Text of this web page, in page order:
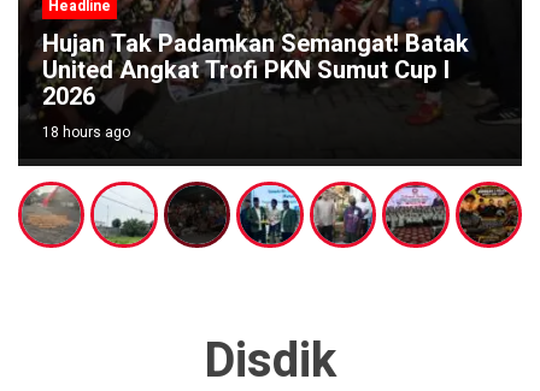
Headline
Hujan Tak Padamkan Semangat! Batak
United Angkat Trofi PKN Sumut Cup I
2026
18 hours ago
Disdik